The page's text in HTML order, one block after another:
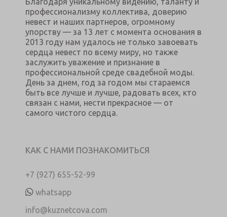
профессионализму коллектива, доверию
невест и наших партнеров, огромному
упорству — за 13 лет с момента основания в
2013 году нам удалось не только завоевать
сердца невест по всему миру, но также
заслужить уважение и признание в
профессиональной среде свадебной моды.
День за днем, год за годом мы стараемся
быть все лучше и лучше, радовать всех, кто
связан с нами, нести прекрасное — от
самого чистого сердца.
КАК С НАМИ ПОЗНАКОМИТЬСЯ
+7 (927) 655-52-99
whatsapp
info@kuznetcova.com